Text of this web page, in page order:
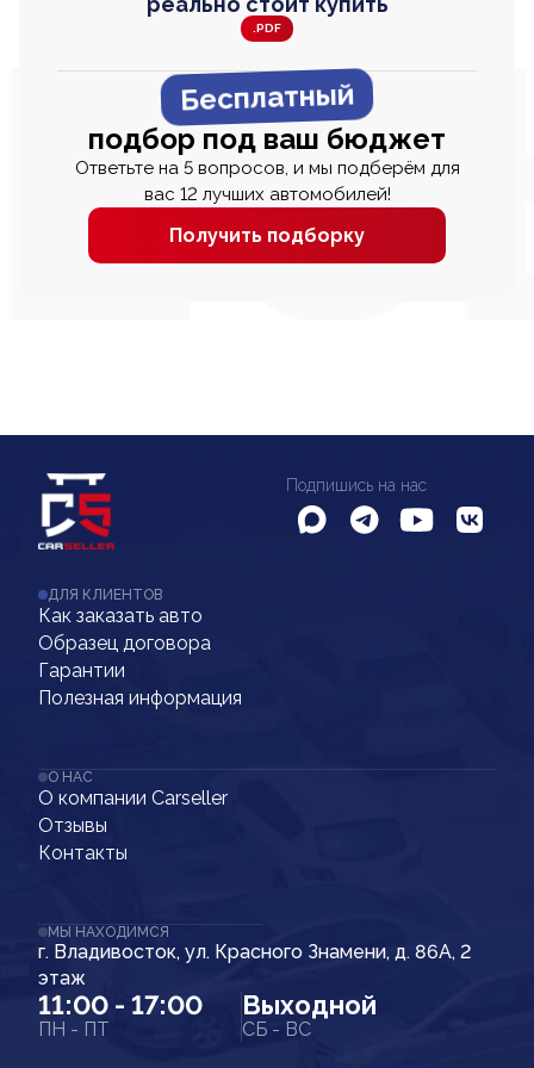
.PDF
Бесплатный
подбор под ваш бюджет
Ответьте на 5 вопросов, и мы подберём для
вас 12 лучших автомобилей!
Получить подборку
Подпишись на нас
ДЛЯ КЛИЕНТОВ
Как заказать авто
Образец договора
Гарантии
Полезная информация
О НАС
О компании Carseller
Отзывы
Контакты
МЫ НАХОДИМСЯ
г. Владивосток, ул. Красного Знамени, д. 86А, 2
этаж
11:00 - 17:00
ПН - ПТ
Выходной
СБ - ВС